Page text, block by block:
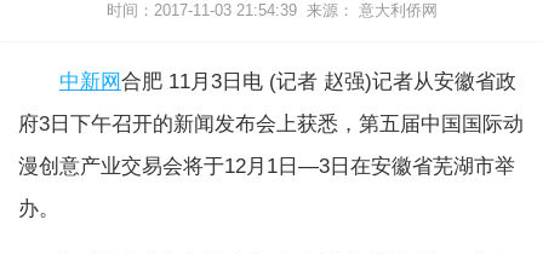
时间：2017-11-03 21:54:39 来源： 意大利侨网
中新网合肥 11月3日电 (记者 赵强)记者从安徽省政
府3日下午召开的新闻发布会上获悉，第五届中国国际动
漫创意产业交易会将于12月1日―3日在安徽省芜湖市举
办。